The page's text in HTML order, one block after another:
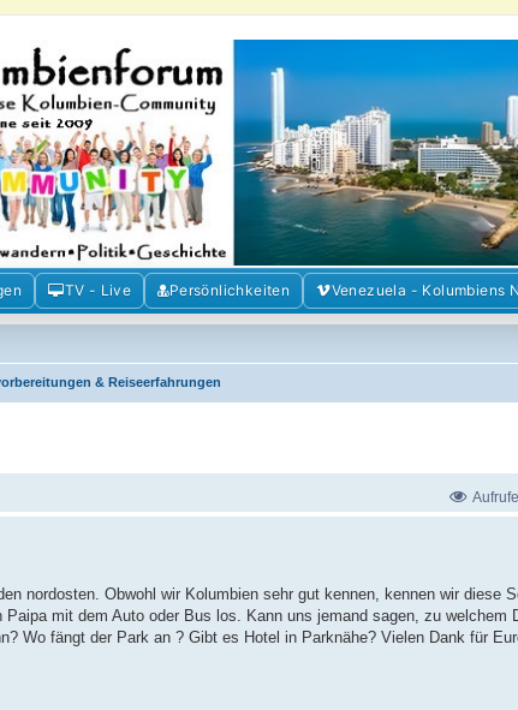
Freunde Kolumbiens
Austausch, Erfahrungen und Gemeinschaft im Kolumbienforum
TV - Live Persönlichkeiten Venezuela - Kolumbiens
& Reiseerfahrungen
nordosten. Obwohl wir Kolumbien sehr gut kennen, kennen wir diese
mit dem Auto oder Bus los. Kann uns jemand sagen, zu welchem
Wo fängt der Park an ? Gibt es Hotel in Parknähe? Vielen Dank für